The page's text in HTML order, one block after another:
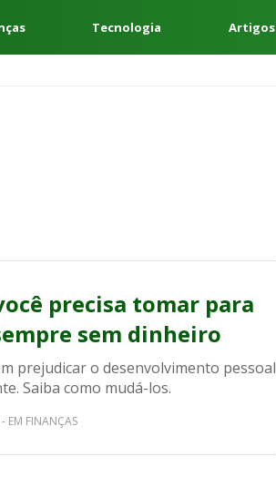
Tecnologia Artigos
precisa tomar para
sem dinheiro
prejudicar o desenvolvimento pessoal
Saiba como mudá-los.
EM FINANÇAS